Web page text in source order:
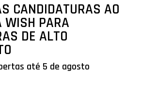
CANDIDATURAS AO
WISH PARA
DE ALTO
até 5 de agosto